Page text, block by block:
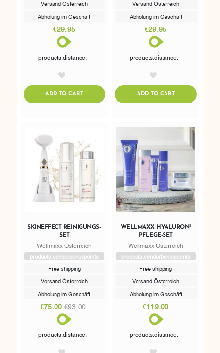
Versand Österreich
Abholung im Geschäft
€29.95
products.distance: -
ADD TO CARTADDTOCART
Versand Österreich
Abholung im Geschäft
€29.95
products.distance: -
ADD TO CARTADDTOCART
SKINEFFECT REINIGUNGS-
SET
Wellmaxx Österreich
products.vendorbonuspoints
Free shipping
Versand Österreich
Abholung im Geschäft
€75.00 €93.00
products.distance: -
WELLMAXX HYALURON⁵
PFLEGE-SET
Wellmaxx Österreich
products.vendorbonuspoints
Free shipping
Versand Österreich
Abholung im Geschäft
€119.00
products.distance: -